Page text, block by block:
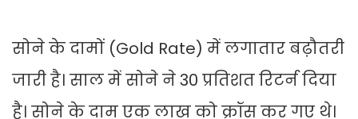
सोने के दामों (Gold Rate) में लगातार बढ़ौतरी
जारी है। साल में सोने ने 30 प्रतिशत रिटर्न दिया
है। सोने के दाम एक लाख को क्रॉस कर गए थे।